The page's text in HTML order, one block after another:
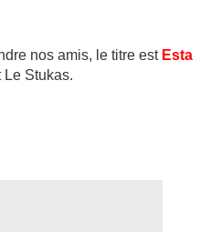
nos amis, le titre est Esta
Le Stukas.